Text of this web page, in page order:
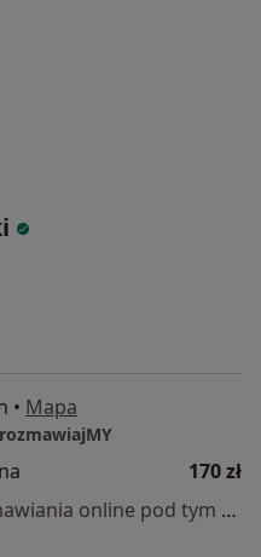
• Mapa
170 zł
Specjalista nie oferuje umawiania online pod tym adresem.